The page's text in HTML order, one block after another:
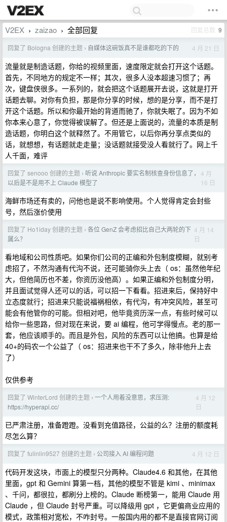
V2EX › zaizao › 全部回复 回复总数 9
回复了 Bologna 创建的主题 › 自媒体这碗饭真不是谁都吃的下的 4 月 21 日
流量就是制造话题，你给的视频里面，速度限定就会打开这个话题。
首先，不同地方的规定不一样；其次，很多人没本超速习惯了；再
次，键盘侠很多。一系列的，就会把这个话题展开去说，这就是打开
话题去聊。对你有负担，那是你分享的时候，想的是分享，而不是打
开这个话题。所以和你最开始的背道而驰了，你就失眠了。因为不如
你本来心意了，你觉得被误解了。但还是上面说的，流量的本质是制
造话题，你明白这个就释然了。不用管它，以后你再分享点类似的
话，就想想，有话题就走走量；没话题就接受没人看就行了。网上千
人千面，难评
回复了 senooo 创建的主题 › 听说 Anthropic 要实名制核查身份信息了，
以后是不是用不上 Claude 模型了
4 月
16 日
海鲜市场还有卖的，问他也是说不影响使用。个人觉得肯定会封些
号，然后涨价使用
回复了 Ho1iday 创建的主题 › 各位 GenZ 会考虑招比自己大两轮的下
属么？
4 月 14
日
看地域和公司性质吧。如果你们公司的正编和外包制度模糊，就别考
虑招了，不然沟通有代沟不说，还可能骑你头上去（ os：虽然他年纪
大，但他简历也不差，你资历没他高）。如果正编和外包制度分明，
并且面试觉得人还可以的话，可以招一下看看。招进来后，保持好中
立态度就行；招进来只能说福祸相依，有代沟，有冲突风险，甚至可
能会有他管你的可能。但相对吧，他毕竟资历深一点，有些时候可以
给你一些思路，但对现在来说，要 ai 编程，他可学得慢点。老的那一
套，他应该顺手的。而且是外包，风险的东西可以让他搞。也算是给
40+的码农一个公益了（ os：招进来也干不了多久，除非他升上去
了）
仅供参考
回复了 WinterLord 创建的主题 › 一个人用着没意思，求压测:
https://hyperapi.cc/
4 月 12
日
已严肃注册，准备蹬蹬。没看到充值路径，公益的么？注册的额度耗
尽怎么算？
回复了 fulinlin9527 创建的主题 › 公司接入 AI 编程问题 4 月 12 日
代码开发这块，市面上的模型只分两种。Claude4.6 和其他，在其他
里面，gpt 和 Gemini 算第一档，其他的模型不管是 kimi 、minimax
、千问，都很拉，都刷分上榜的。Claude 断榜第一，能用 Claude 用
Claude ，但 Claude 封号严重。可以降级用 gpt ，它更偏商业应用的
模式，政策相对宽松，不咋封号。一般国内用的都不是直接官网订阅